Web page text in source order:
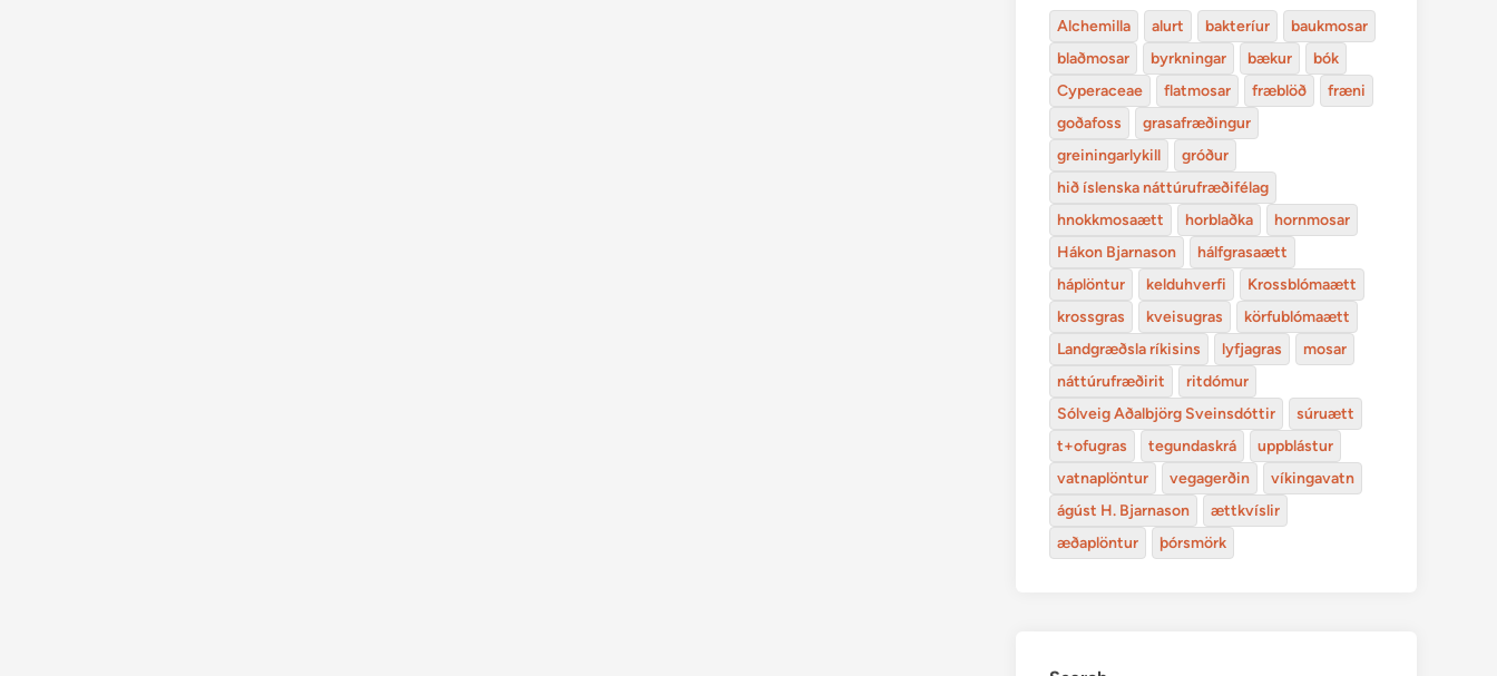
Alchemilla alurt bakteríur
baukmosar
blaðmosar
byrkningar bækur
bók
Cyperaceae
flatmosar fræblöð
fræni
goðafoss
grasafræðingur
greiningarlykill
gróður
hið íslenska náttúrufræðifélag
hnokkmosaætt
horblaðka
hornmosar
Hákon Bjarnason
hálfgrasaætt
háplöntur
kelduhverfi
Krossblómaætt
krossgras
kveisugras
körfublómaætt
Landgræðsla ríkisins
lyfjagras
mosar
náttúrufræðirit
ritdómur
Sólveig Aðalbjörg Sveinsdóttir
súruætt
t+ofugras
tegundaskrá
uppblástur
vatnaplöntur
vegagerðin
víkingavatn
ágúst H. Bjarnason
ættkvíslir
æðaplöntur
þórsmörk